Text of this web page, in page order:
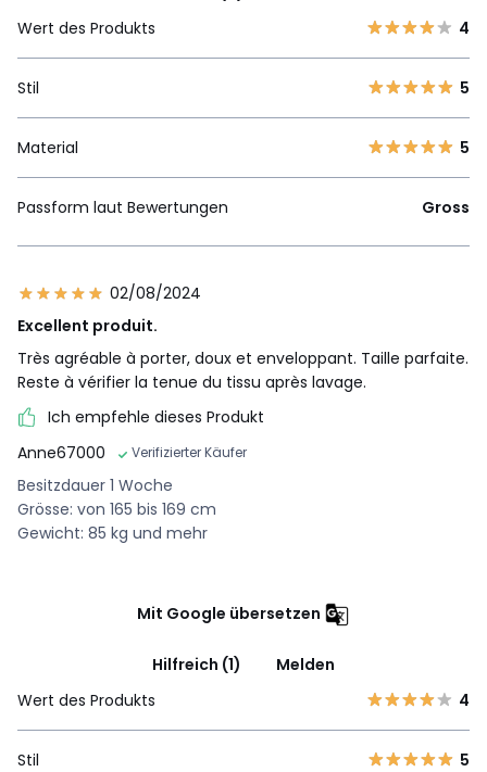
Wert des Produkts
4
Stil 5
Material 5
Passform laut Bewertungen Gross
02/08/2024
Excellent produit.
Très agréable à porter, doux et enveloppant. Taille parfaite.
Reste à vérifier la tenue du tissu après lavage.
Ich empfehle dieses Produkt
Anne67000
Verifizierter Käufer
Besitzdauer 1 Woche
Grösse: von 165 bis 169 cm
Gewicht: 85 kg und mehr
Mit Google übersetzen
Hilfreich (1)
Melden
Wert des Produkts
4
Stil 5